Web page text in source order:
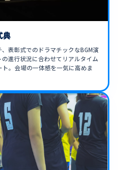
典
表彰式でのドラマチックなBGM演
の進行状況に合わせてリアルタイム
ト。会場の一体感を一気に高めま